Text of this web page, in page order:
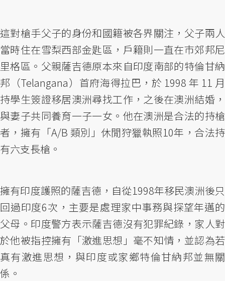
這對槍手父子的身份和國籍被各界關注，父子兩人
當時住在雪梨西部金匙區，戶籍則一直在巿郊邦尼
里格區。父親薩吉德原本來自印度南部的特倫甘納
邦（Telangana）首府海得拉巴，於 1998 年 11 月
持學生簽證移居澳洲尋找工作，之後在澳洲結婚，
與妻子共同養育一子一女。他在澳洲是合法的持槍
者，擁有「A/B 類別」休閒狩獵執照10年，合法持
有六支長槍。
擁有印度護照的薩吉德，自從1998年移民澳洲後只
回過印度6次，主要是處理家中事務與探望年邁的
父母。印度警方表示薩吉德沒有犯罪紀錄，家人對
於他被指控擁有「激進思想」毫不知情，並認為若
真有激進思想，與印度或家鄉特倫甘納邦並無關
係。